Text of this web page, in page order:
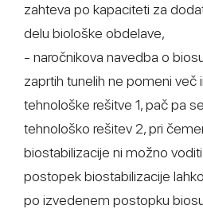
zahteva po kapaciteti za
delu biološke obdelave,
- naročnikova navedba o
zaprtih tunelih ne pomeni več
tehnološke rešitve 1, pač pa
tehnološko rešitev 2, pri
biostabilizacije ni možno
postopek biostabilizacije
po izvedenem postopku